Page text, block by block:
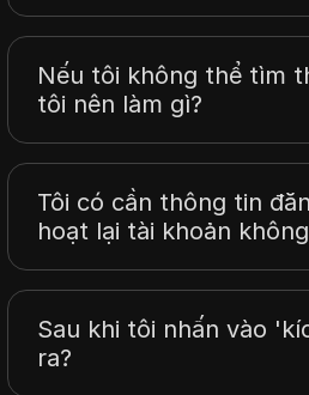
Nếu tôi không thể tìm
tôi nên làm gì?
Tôi có cần thông tin
hoạt lại tài khoản
Sau khi tôi nhấn vào
ra?